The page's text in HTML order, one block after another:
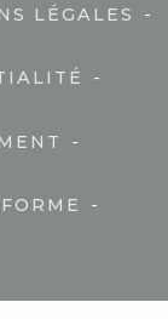
LÉGALES -
-
-
-